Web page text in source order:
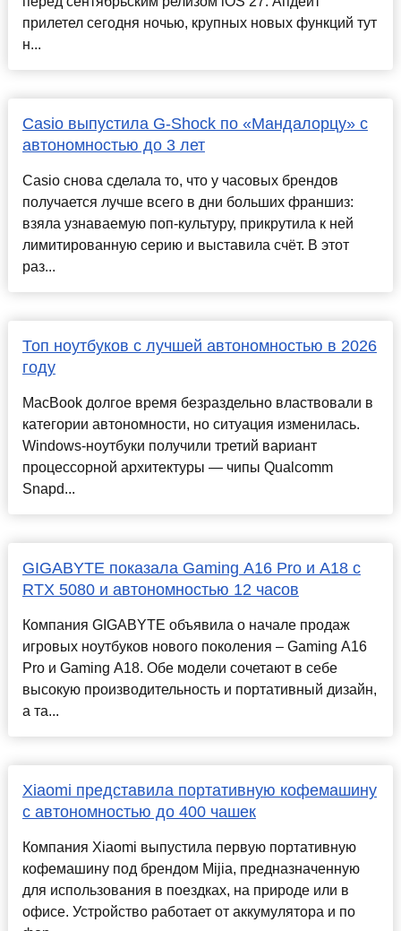
прилетел сегодня ночью, крупных новых функций тут
н...
Casio выпустила G-Shock по «Мандалорцу» с
автономностью до 3 лет
Casio снова сделала то, что у часовых брендов
получается лучше всего в дни больших франшиз:
взяла узнаваемую поп-культуру, прикрутила к ней
лимитированную серию и выставила счёт. В этот
раз...
Топ ноутбуков с лучшей автономностью в 2026
году
MacBook долгое время безраздельно властвовали в
категории автономности, но ситуация изменилась.
Windows-ноутбуки получили третий вариант
процессорной архитектуры — чипы Qualcomm
Snapd...
GIGABYTE показала Gaming A16 Pro и A18 с
RTX 5080 и автономностью 12 часов
Компания GIGABYTE объявила о начале продаж
игровых ноутбуков нового поколения – Gaming A16
Pro и Gaming A18. Обе модели сочетают в себе
высокую производительность и портативный дизайн,
а та...
Xiaomi представила портативную кофемашину
с автономностью до 400 чашек
Компания Xiaomi выпустила первую портативную
кофемашину под брендом Mijia, предназначенную
для использования в поездках, на природе или в
офисе. Устройство работает от аккумулятора и по